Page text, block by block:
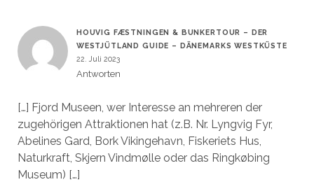
HOUVIG FÆSTNINGEN & BUNKERTOUR – DER
WESTJÜTLAND GUIDE – DÄNEMARKS WESTKÜSTE
22. Juli 2023
Antworten
[…] Fjord Museen, wer Interesse an mehreren der
zugehörigen Attraktionen hat (z.B. Nr. Lyngvig Fyr,
Abelines Gard, Bork Vikingehavn, Fiskeriets Hus,
Naturkraft, Skjern Vindmølle oder das Ringkøbing
Museum) […]